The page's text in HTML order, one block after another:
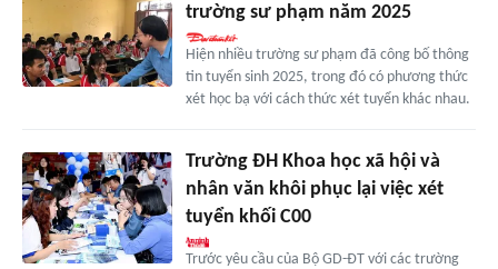
trường sư phạm năm 2025
Hiện nhiều trường sư phạm đã công bố thông
tin tuyển sinh 2025, trong đó có phương thức
xét học bạ với cách thức xét tuyển khác nhau.
Trường ĐH Khoa học xã hội và
nhân văn khôi phục lại việc xét
tuyển khối C00
Trước yêu cầu của Bộ GD-ĐT với các trường